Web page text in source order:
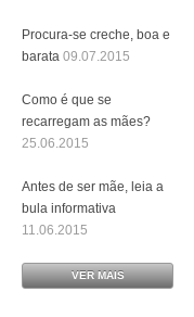
Procura-se creche, boa e
barata 09.07.2015
Como é que se
recarregam as mães?
25.06.2015
Antes de ser mãe, leia a
bula informativa
11.06.2015
VER MAIS